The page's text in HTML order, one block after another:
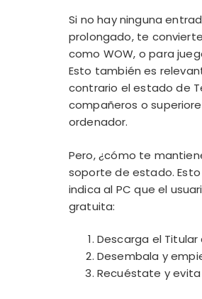
Si no hay ninguna
prolongado, te
como WOW, o para
Esto también es
contrario el estado de
compañeros o
ordenador.
Pero, ¿cómo te
soporte de estado.
indica al PC que el
gratuita:
Descarga el
Desembala y
Recuéstate y evita